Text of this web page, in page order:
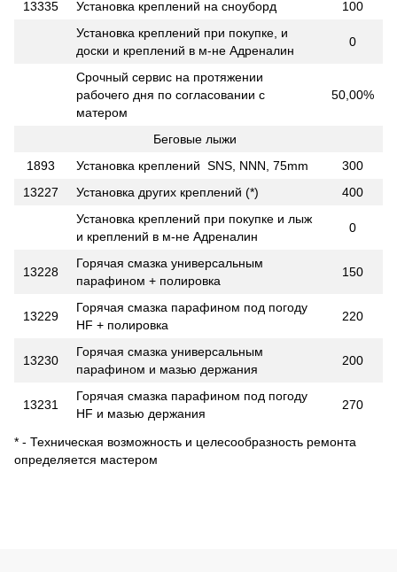
13335 Установка креплений на сноуборд
100
Установка креплений при покупке, и
доски и креплений в м-не Адреналин
0
Срочный сервис на протяжении
рабочего дня по согласовании с
матером
50,00%
Беговые лыжи
1893
Установка креплений SNS, NNN, 75mm
300
13227
Установка других креплений (*)
400
Установка креплений при покупке и лыж
и креплений в м-не Адреналин
0
13228
Горячая смазка универсальным
парафином + полировка
150
13229
Горячая смазка парафином под погоду
HF + полировка
220
13230
Горячая смазка универсальным
парафином и мазью держания
200
13231
Горячая смазка парафином под погоду
HF и мазью держания
270
* - Техническая возможность и целесообразность ремонта
определяется мастером